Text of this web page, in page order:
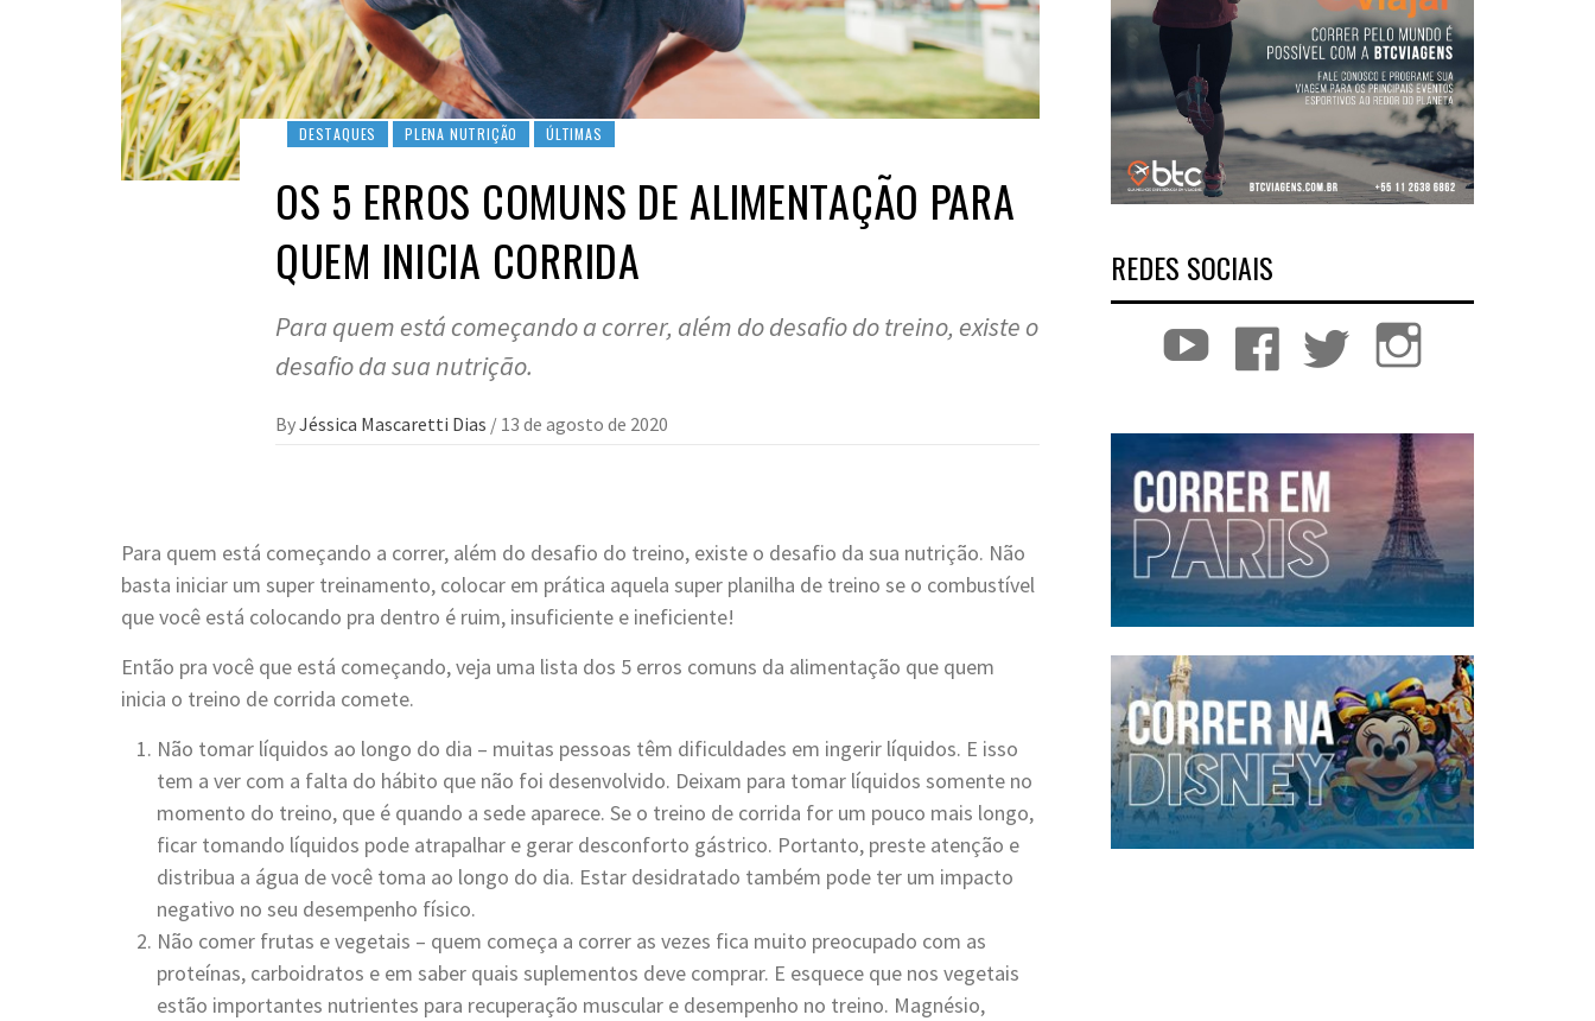
DESTAQUES PLENA NUTRIÇÃO ÚLTIMAS
OS 5 ERROS COMUNS DE ALIMENTAÇÃO PARA
QUEM INICIA CORRIDA
Para quem está começando a correr, além do desafio do treino, existe o
desafio da sua nutrição.
ByJéssica Mascaretti Dias / 13 de agosto de 2020
Para quem está começando a correr, além do desafio do treino, existe o desafio da sua nutrição. Não
basta iniciar um super treinamento, colocar em prática aquela super planilha de treino se o combustível
que você está colocando pra dentro é ruim, insuficiente e ineficiente!
Então pra você que está começando, veja uma lista dos 5 erros comuns da alimentação que quem
inicia o treino de corrida comete.
Não tomar líquidos ao longo do dia – muitas pessoas têm dificuldades em ingerir líquidos. E isso
tem a ver com a falta do hábito que não foi desenvolvido. Deixam para tomar líquidos somente no
momento do treino, que é quando a sede aparece. Se o treino de corrida for um pouco mais longo,
ficar tomando líquidos pode atrapalhar e gerar desconforto gástrico. Portanto, preste atenção e
distribua a água de você toma ao longo do dia. Estar desidratado também pode ter um impacto
negativo no seu desempenho físico.
Não comer frutas e vegetais – quem começa a correr as vezes fica muito preocupado com as
proteínas, carboidratos e em saber quais suplementos deve comprar. E esquece que nos vegetais
estão importantes nutrientes para recuperação muscular e desempenho no treino. Magnésio,
REDES SOCIAIS
YouTube Facebook Twitter